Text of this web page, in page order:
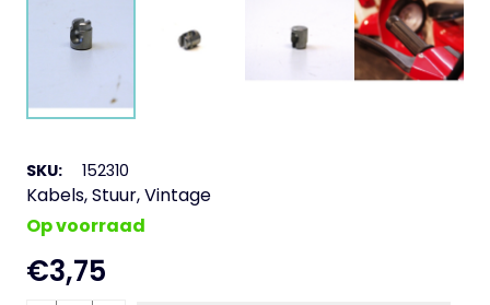
SKU: 152310
Kabels,Stuur,Vintage
Op voorraad
€3,75